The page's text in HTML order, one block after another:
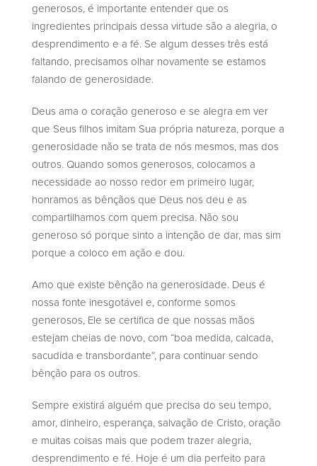
generosos, é importante entender que os
ingredientes principais dessa virtude são a alegria, o
desprendimento e a fé. Se algum desses três está
faltando, precisamos olhar novamente se estamos
falando de generosidade.
Deus ama o coração generoso e se alegra em ver
que Seus filhos imitam Sua própria natureza, porque a
generosidade não se trata de nós mesmos, mas dos
outros. Quando somos generosos, colocamos a
necessidade ao nosso redor em primeiro lugar,
honramos as bênçãos que Deus nos deu e as
compartilhamos com quem precisa. Não sou
generoso só porque sinto a intenção de dar, mas sim
porque a coloco em ação e dou.
Amo que existe bênção na generosidade. Deus é
nossa fonte inesgotável e, conforme somos
generosos, Ele se certifica de que nossas mãos
estejam cheias de novo, com “boa medida, calcada,
sacudida e transbordante”, para continuar sendo
bênção para os outros.
Sempre existirá alguém que precisa do seu tempo,
amor, dinheiro, esperança, salvação de Cristo, oração
e muitas coisas mais que podem trazer alegria,
desprendimento e fé. Hoje é um dia perfeito para